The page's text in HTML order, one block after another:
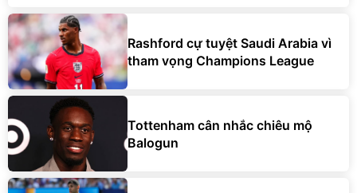
Rashford cự tuyệt Saudi Arabia vì
tham vọng Champions League
Tottenham cân nhắc chiêu mộ
Balogun